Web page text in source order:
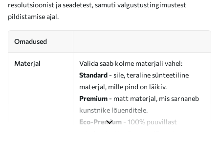
resolutsioonist ja seadetest, samuti valgustustingimustest
pildistamise ajal.
Omadused
Materjal
Valida saab kolme materjali vahel:
Standard - sile, teraline sünteetiline
materjal, mille pind on läikiv.
Premium - matt materjal, mis sarnaneb
kunstnike lõuenditele.
Eco-Premium - 100% puuvillast